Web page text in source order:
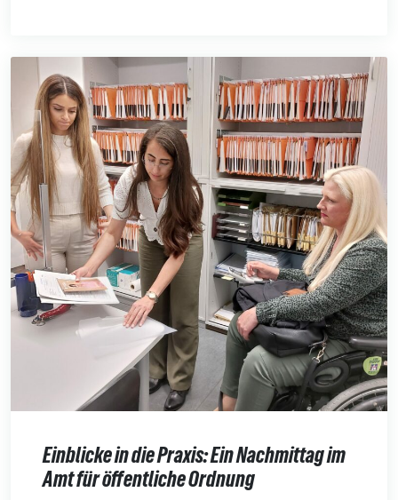
Einblicke in die Praxis: Ein Nachmittag im
Amt für öffentliche Ordnung